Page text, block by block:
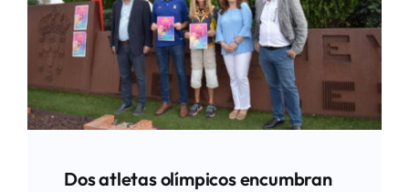
Dos atletas olímpicos encumbran